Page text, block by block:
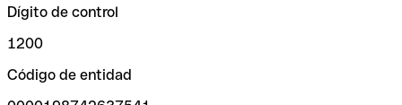
Dígito de control
1200
Código de entidad